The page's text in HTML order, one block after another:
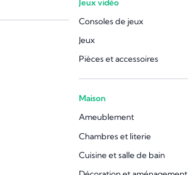
Jeux vidéo
Consoles de jeux
Jeux
Pièces et accessoires
Maison
Ameublement
Chambres et literie
Cuisine et salle de bain